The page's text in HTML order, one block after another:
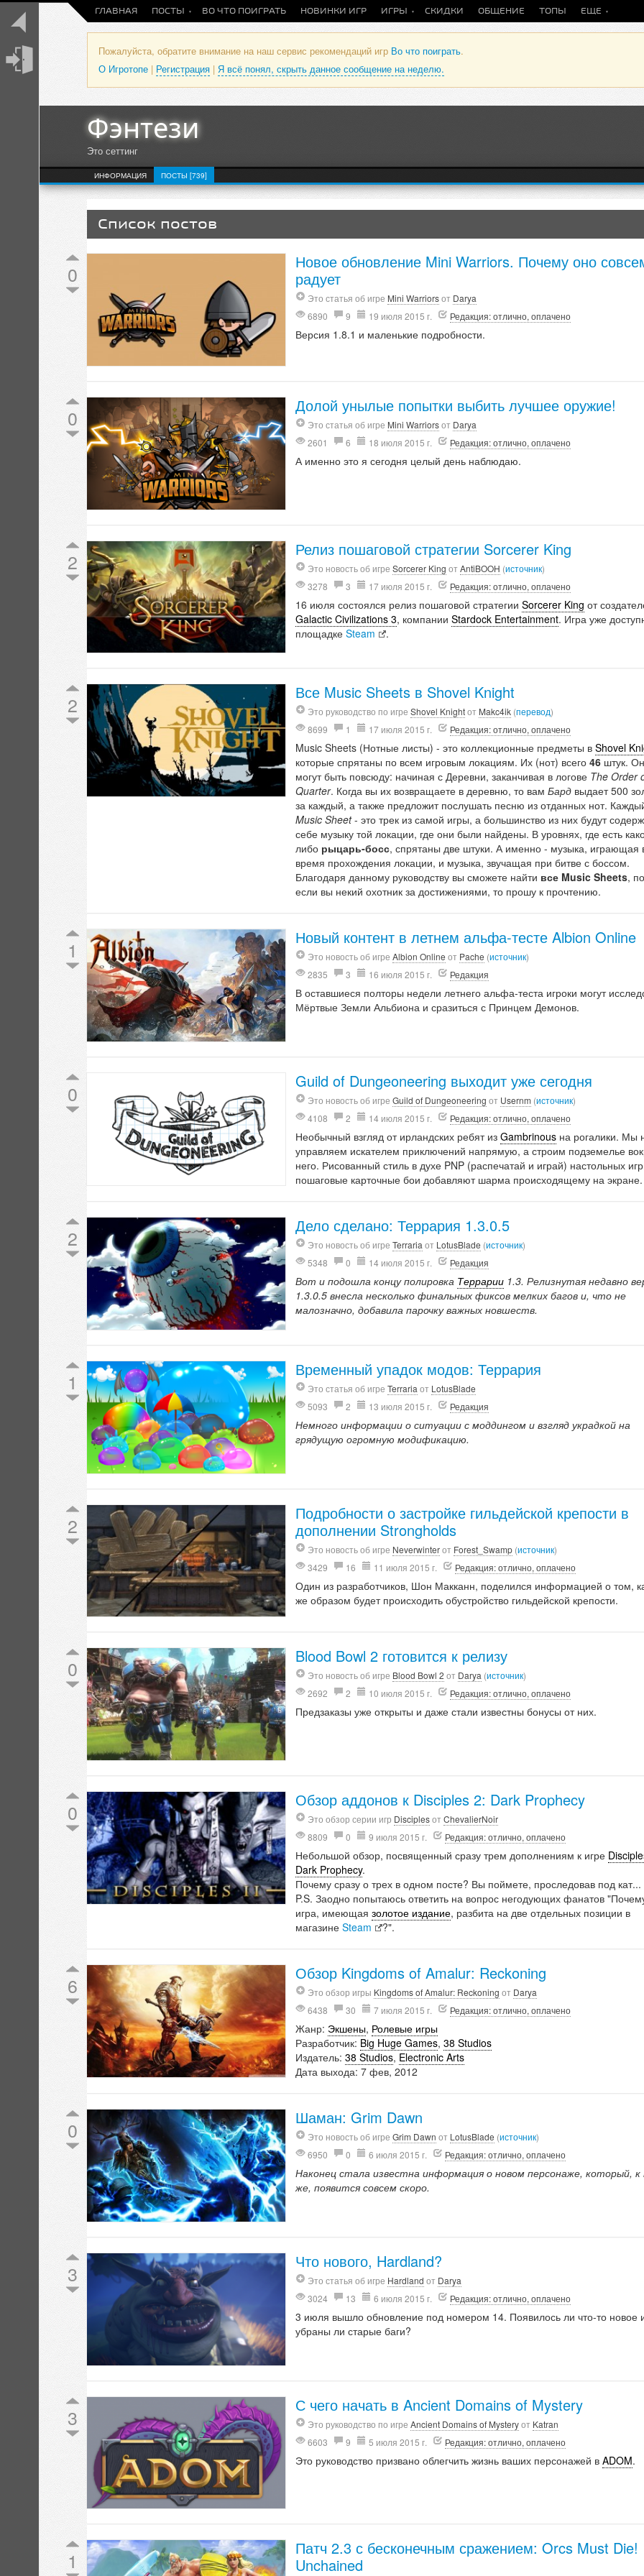
ГЛАВНАЯ ПОСТЫ ВО ЧТО ПОИГРАТЬ НОВИНКИ ИГР ИГРЫ СКИДКИ ОБЩЕНИЕ ТОПЫ ЕЩЕ
Пожалуйста, обратите внимание на наш сервис рекомендаций игр Во что поиграть.
О Игротопе | Регистрация | Я всё понял, скрыть данное сообщение на неделю.
Фэнтези
Это сеттинг
ИНФОРМАЦИЯ ПОСТЫ [739]
Список постов
0
Новое обновление Mini Warriors. Почему оно
радует
Это статья об игре Mini Warriorsот Darya
6890
9 19 июля 2015 г. Редакция: отлично, оплачено
Версия 1.8.1 и маленькие подробности.
0 Долой унылые попытки выбить лучшее оружие!
Это статья об игре Mini Warriorsот Darya
2601
6 18 июля 2015 г. Редакция: отлично, оплачено
А именно это я сегодня целый день наблюдаю.
2 Релиз пошаговой стратегии Sorcerer King
Это новость об игреSorcerer King отAntiBOOH (источник)
3278
3 17 июля 2015 г. Редакция: отлично, оплачено
16 июля состоялся релиз пошаговой стратегииSorcerer King от
Galactic Civilizations 3, компанииStardock Entertainment. Игра уже
площадкеSteam .
2 Все Music Sheets в Shovel Knight
Это руководство по игреShovel Knightот Makc4ik (перевод)
8699
1 17 июля 2015 г. Редакция: отлично, оплачено
Music Sheets (Нотные листы) - это коллекционные предметы вShovel
которые спрятаны по всем игровым локациям. Их (нот) всего46 штук.
могут быть повсюду: начиная с Деревни, заканчивая в логове The Order
Quarter. Когда вы их возвращаете в деревню, то вамБард выдает 500
за каждый, а также предложит послушать песню из отданных нот.
Music Sheet- это трек из самой игры, а большинство из них будут
себе музыку той локации, где они были найдены. В уровнях, где есть
либо рыцарь-босс, спрятаны две штуки. А именно - музыка, играющая
время прохождения локации, и музыка, звучащая при битве с боссом.
Благодаря данному руководству вы сможете найти все Music Sheets,
если вы некий охотник за достижениями, то прошу к прочтению.
1 Новый контент в летнем альфа-тесте Albion Online
Это новость об игреAlbion Online от Pache (источник)
2835
3 16 июля 2015 г. Редакция
В оставшиеся полторы недели летнего альфа-теста игроки могут
Мёртвые Земли Альбиона и сразиться с Принцем Демонов.
0 Guild of Dungeoneering выходит уже сегодня
Это новость об игреGuild of Dungeoneering от Usernm (источник)
4108
2 14 июля 2015 г. Редакция: отлично, оплачено
Необычный взгляд от ирландских ребят изGambrinous на рогалики. Мы
управляем искателем приключений напрямую, а строим подземелье
него. Рисованный стиль в духе PNP (распечатай и играй) настольных
пошаговые карточные бои добавляют шарма происходящему на экране.
2 Дело сделано: Террария 1.3.0.5
Это новость об игреTerraria от LotusBlade (источник)
5348
0 14 июля 2015 г. Редакция
Вот и подошла концу полировка Террарии 1.3. Релизнутая недавно
1.3.0.5 внесла несколько финальных фиксов мелких багов и, что не
малозначно, добавила парочку важных новшеств.
1 Временный упадок модов: Террария
Это статья об игреTerraria от LotusBlade
5093
2 13 июля 2015 г. Редакция
Немного информации о ситуации с моддингом и взгляд украдкой на
грядущую огромную модификацию.
2
Подробности о застройке гильдейской крепости в
дополнении Strongholds
Это новость об игре Neverwinterот Forest_Swamp (источник)
3429
16 11 июля 2015 г. Редакция: отлично, оплачено
Один из разработчиков, Шон Макканн, поделился информацией о том,
же образом будет происходить обустройство гильдейской крепости.
0 Blood Bowl 2 готовится к релизу
Это новость об игре Blood Bowl 2 от Darya (источник)
2692
2 10 июля 2015 г. Редакция: отлично, оплачено
Предзаказы уже открыты и даже стали известны бонусы от них.
0 Обзор аддонов к Disciples 2: Dark Prophecy
Это обзор серии игр DisciplesотChevalierNoir
8809
0 9 июля 2015 г. Редакция: отлично, оплачено
Небольшой обзор, посвященный сразу трем дополнениям к игре
Dark Prophecy.
Почему сразу о трех в одном посте? Вы поймете, проследовав под кат...
P.S. Заодно попытаюсь ответить на вопрос негодующих фанатов
игра, имеющаязолотое издание, разбита на две отдельных позиции в
магазинеSteam ?".
6 Обзор Kingdoms of Amalur: Reckoning
Это обзор игры Kingdoms of Amalur: Reckoning от Darya
6438
30 7 июля 2015 г. Редакция: отлично, оплачено
Жанр: Экшены, Ролевые игры
Разработчик: Big Huge Games,38 Studios
Издатель:38 Studios, Electronic Arts
Дата выхода: 7 фев, 2012
0 Шаман: Grim Dawn
Это новость об игреGrim Dawn от LotusBlade (источник)
6950
0 6 июля 2015 г. Редакция: отлично, оплачено
Наконец стала известна информация о новом персонаже, который,
же, появится совсем скоро.
3 Что нового, Hardland?
Это статья об игре Hardland от Darya
3024
13 6 июля 2015 г. Редакция: отлично, оплачено
3 июля вышло обновление под номером 14. Появилось ли что-то новое
убраны ли старые баги?
3 С чего начать в Ancient Domains of Mystery
Это руководство по игреAncient Domains of Mysteryот Katran
6603
9 5 июля 2015 г. Редакция: отлично, оплачено
Это руководство призвано облегчить жизнь ваших персонажей вADOM.
1
Патч 2.3 с бесконечным сражением: Orcs Must Die!
Unchained